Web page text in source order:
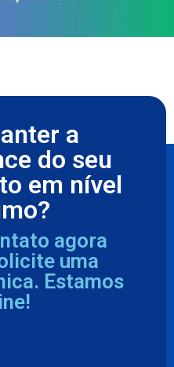
a
do seu
em nível
agora
uma
Estamos